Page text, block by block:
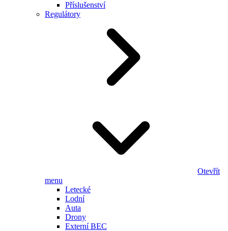
Příslušenství
Regulátory
Otevřít
menu
Letecké
Lodní
Auta
Drony
Externí BEC